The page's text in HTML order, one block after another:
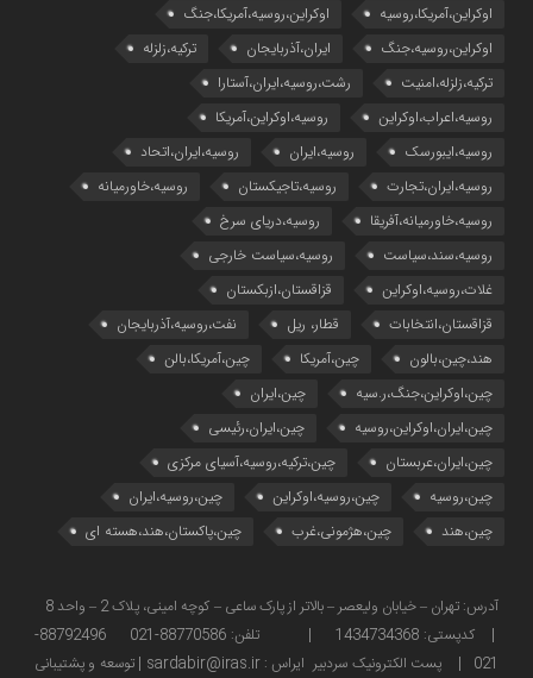
اوکراین،آمریکا،روسیه
اوکراین،روسیه،آمریکا،جنگ
اوکراین،روسیه،جنگ
ایران،آذربایجان
ترکیه،زلزله
ترکیه،زلزله،امنیت
رشت،روسیه،ایران،آستارا
روسیه،اعراب،اوکراین
روسیه،اوکراین،آمریکا
روسیه،ایبورسک
روسیه،ایران
روسیه،ایران،اتحاد
روسیه،ایران،تجارت
روسیه،تاجیکستان
روسیه،خاورمیانه
روسیه،خاورمیانه،آفریقا
روسیه،دریای سرخ
روسیه،سند،سیاست
روسیه،سیاست خارجی
غلات،روسیه،اوکراین
قزاقستان،ازبکستان
قزاقستان،انتخابات
قطار، ریل
نفت،روسیه،آذربایجان
هند،چین،بالون
چین،آمریکا
چین،آمریکا،بالن
چین،اوکراین،جنگ،ر.سیه
چین،ایران
چین،ایران،اوکراین،روسیه
چین،ایران،رئیسی
چین،ایران،عربستان
چین،ترکیه،روسیه،آسیای مرکزی
چین،روسیه
چین،روسیه،اوکراین
چین،روسیه،ایران
چین،هند
چین،هژمونی،غرب چین،پاکستان،هند،هسته ای
| کدپستی: 1434734368 | تلفن: 88770586-021 88792496-
021 | پست الکترونیک سردبیر ایراس : sardabir@iras.ir |
توسعه و پشتیبانی